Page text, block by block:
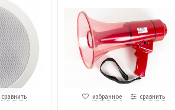
сравнить избранное сравнить